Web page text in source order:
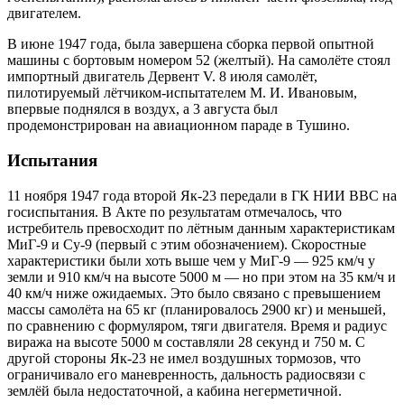
двигателем.
В июне 1947 года, была завершена сборка первой опытной
машины с бортовым номером 52 (желтый). На самолёте стоял
импортный двигатель Дервент V. 8 июля самолёт,
пилотируемый лётчиком-испытателем М. И. Ивановым,
впервые поднялся в воздух, а 3 августа был
продемонстрирован на авиационном параде в Тушино.
Испытания
11 ноября 1947 года второй Як-23 передали в ГК НИИ ВВС на
госиспытания. В Акте по результатам отмечалось, что
истребитель превосходит по лётным данным характеристикам
МиГ-9 и Су-9 (первый с этим обозначением). Скоростные
характеристики были хоть выше чем у МиГ-9 — 925 км/ч у
земли и 910 км/ч на высоте 5000 м — но при этом на 35 км/ч и
40 км/ч ниже ожидаемых. Это было связано с превышением
массы самолёта на 65 кг (планировалось 2900 кг) и меньшей,
по сравнению с формуляром, тяги двигателя. Время и радиус
виража на высоте 5000 м составляли 28 секунд и 750 м. С
другой стороны Як-23 не имел воздушных тормозов, что
ограничивало его маневренность, дальность радиосвязи с
землёй была недостаточной, а кабина негерметичной.